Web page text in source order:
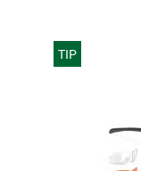
TIP